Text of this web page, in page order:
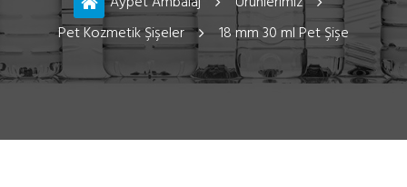
Pet Kozmetik Şişeler
18 mm 30 ml Pet Şişe